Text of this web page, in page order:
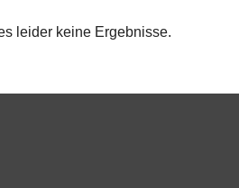
leider keine Ergebnisse.